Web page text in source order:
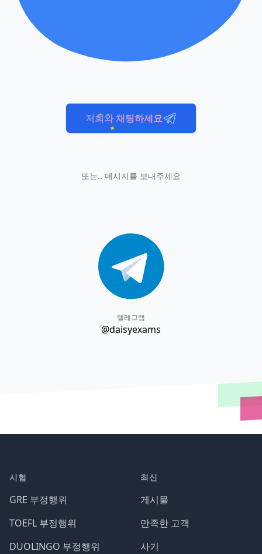
저희와 채팅하세요
또는.. 메시지를 보내주세요
텔레그램
@daisyexams
시험
GRE 부정행위
TOEFL 부정행위
DUOLINGO 부정행위
최신
게시물
만족한 고객
사기